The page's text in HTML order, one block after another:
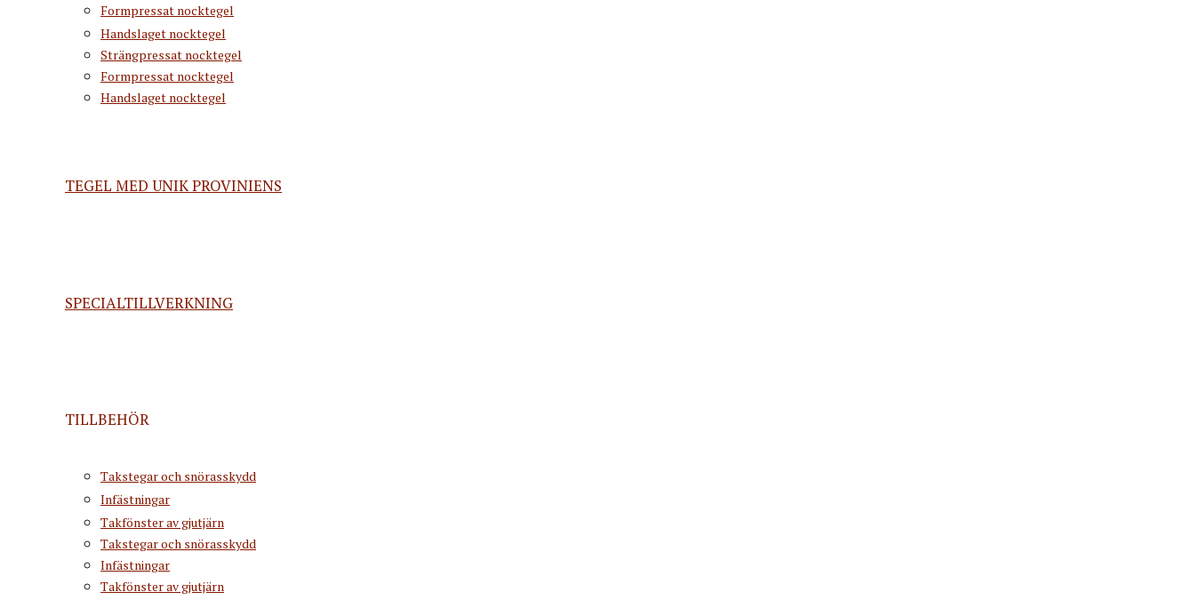
Formpressat nocktegel
Handslaget nocktegel
Strängpressat nocktegel
Formpressat nocktegel
Handslaget nocktegel
TEGEL MED UNIK PROVINIENS
SPECIALTILLVERKNING
TILLBEHÖR
Takstegar och snörasskydd
Infästningar
Takfönster av gjutjärn
Takstegar och snörasskydd
Infästningar
Takfönster av gjutjärn